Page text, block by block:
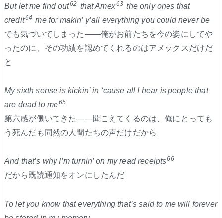
But let me find out62 that Amex63 the only ones that
credit64 me for makin’ y’all everything you could never be
でも気づいてしまった——俺がお前たちを今の姿にしてや
ったのに、その功績を認めてくれるのはアメックスだけだ
と
My sixth sense is kickin’ in ‘cause all I hear is people that
are dead to me65
第六感が働いてきた——聞こえてくるのは、俺にとっても
う死んだも同然の人間たちの声だけだから
And that’s why I’m turnin’ on my read receipts66
だから既読通知をオンにしたんだ
To let you know that everything that’s said to me will forever